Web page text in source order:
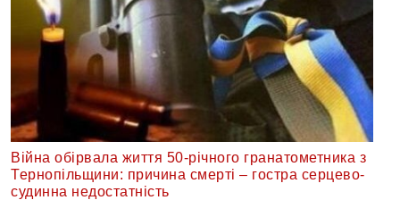
Війна обірвала життя 50-річного гранатометника з
Тернопільщини: причина смерті – гостра серцево-
судинна недостатність